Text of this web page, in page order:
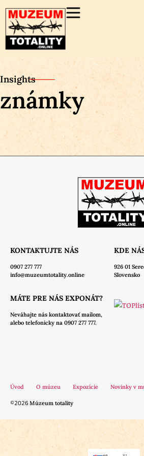
Insights
známky
KONTAKTUJTE NÁS
0907 277 777
info@muzeumtotality.online
KDE
926 01
Slovensko
MÁTE PRE NÁS EXPONÁT?
Neváhajte nás kontaktovať mailom,
alebo telefonicky na 0907 277 777.
Úvod O múzeu Expozície Novinky v
©2026Múzeum totality